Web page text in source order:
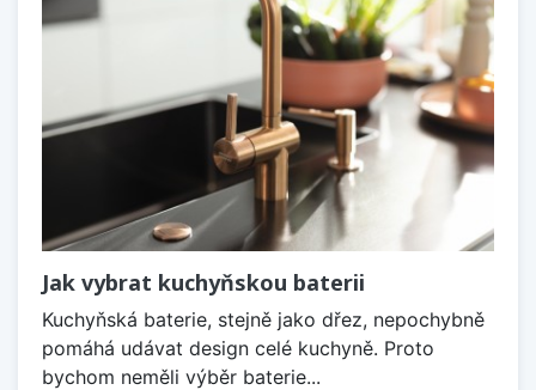
Jak vybrat kuchyňskou baterii
Kuchyňská baterie, stejně jako dřez, nepochybně
pomáhá udávat design celé kuchyně. Proto
bychom neměli výběr baterie...